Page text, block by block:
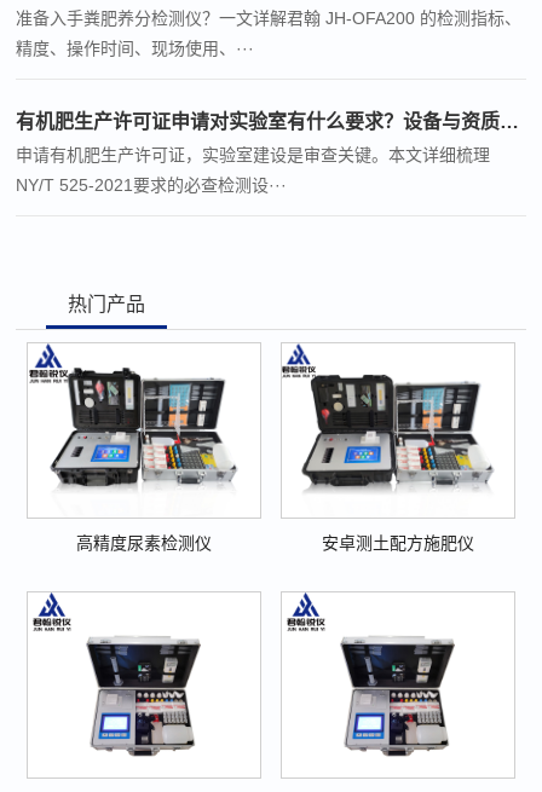
准备入手粪肥养分检测仪？一文详解君翰 JH-OFA200 的检测指标、
精度、操作时间、现场使用、···
有机肥生产许可证申请对实验室有什么要求？设备与资质全梳理
申请有机肥生产许可证，实验室建设是审查关键。本文详细梳理
NY/T 525-2021要求的必查检测设···
热门产品
高精度尿素检测仪 安卓测土配方施肥仪